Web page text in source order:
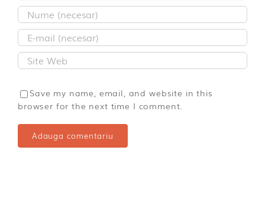
Save my name, email, and website in this
browser for the next time I comment.